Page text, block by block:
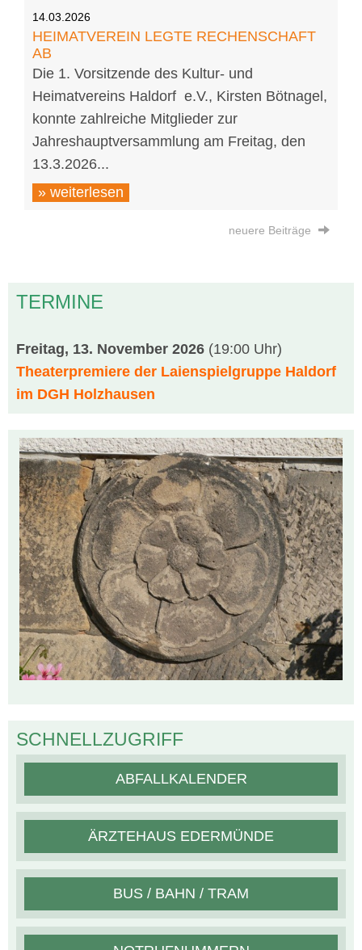
14.03.2026
HEIMATVEREIN LEGTE RECHENSCHAFT
AB
Die 1. Vorsitzende des Kultur- und
Heimatvereins Haldorf e.V., Kirsten Bötnagel,
konnte zahlreiche Mitglieder zur
Jahreshauptversammlung am Freitag, den
13.3.2026...
» weiterlesen
neuere Beiträge
TERMINE
Freitag, 13. November 2026 (19:00 Uhr)
Theaterpremiere der Laienspielgruppe Haldorf
im DGH Holzhausen
SCHNELLZUGRIFF
ABFALLKALENDER
ÄRZTEHAUS EDERMÜNDE
BUS / BAHN / TRAM